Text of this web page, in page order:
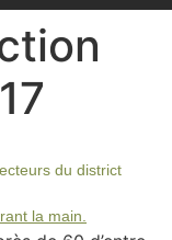
du district